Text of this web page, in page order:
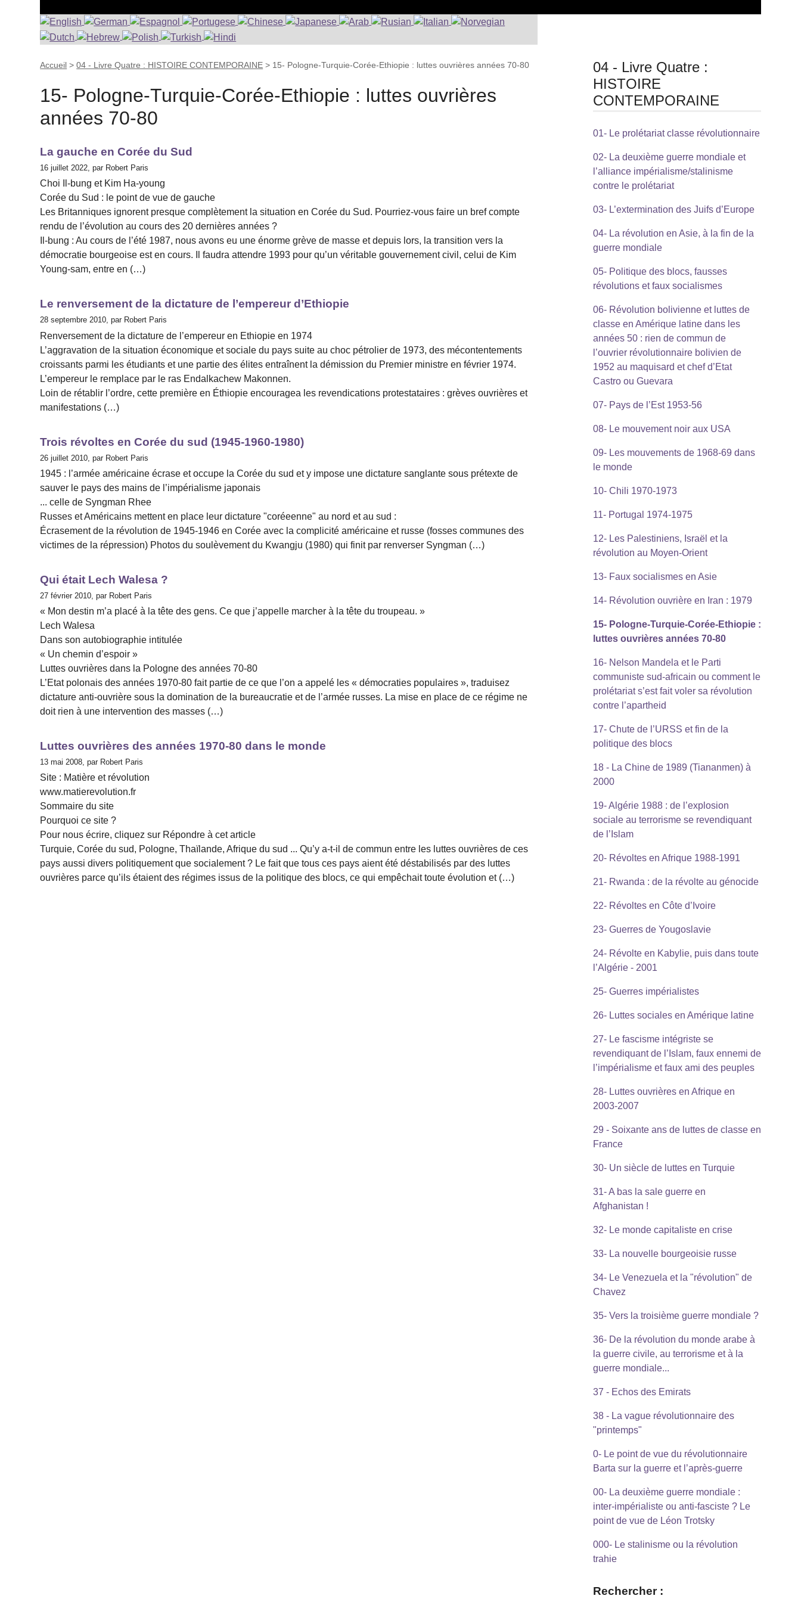
Accueil >04 - Livre Quatre : HISTOIRE CONTEMPORAINE > 15- Pologne-Turquie-Corée-Ethiopie : luttes ouvrières années 70-80
15- Pologne-Turquie-Corée-Ethiopie : luttes ouvrières
années 70-80
La gauche en Corée du Sud
16 juillet 2022, par Robert Paris
Choi Il-bung et Kim Ha-young
Corée du Sud : le point de vue de gauche
Les Britanniques ignorent presque complètement la situation en Corée du Sud. Pourriez-vous faire un bref compte
rendu de l’évolution au cours des 20 dernières années ?
Il-bung : Au cours de l’été 1987, nous avons eu une énorme grève de masse et depuis lors, la transition vers la
démocratie bourgeoise est en cours. Il faudra attendre 1993 pour qu’un véritable gouvernement civil, celui de Kim
Young-sam, entre en (…)
Le renversement de la dictature de l’empereur d’Ethiopie
28 septembre 2010, par Robert Paris
Renversement de la dictature de l’empereur en Ethiopie en 1974
L’aggravation de la situation économique et sociale du pays suite au choc pétrolier de 1973, des mécontentements
croissants parmi les étudiants et une partie des élites entraînent la démission du Premier ministre en février 1974.
L’empereur le remplace par le ras Endalkachew Makonnen.
Loin de rétablir l’ordre, cette première en Éthiopie encouragea les revendications protestataires : grèves ouvrières et
manifestations (…)
Trois révoltes en Corée du sud (1945-1960-1980)
26 juillet 2010, par Robert Paris
1945 : l’armée américaine écrase et occupe la Corée du sud et y impose une dictature sanglante sous prétexte de
sauver le pays des mains de l’impérialisme japonais
... celle de Syngman Rhee
Russes et Américains mettent en place leur dictature "coréeenne" au nord et au sud :
Écrasement de la révolution de 1945-1946 en Corée avec la complicité américaine et russe (fosses communes des
victimes de la répression) Photos du soulèvement du Kwangju (1980) qui finit par renverser Syngman (…)
Qui était Lech Walesa ?
27 février 2010, par Robert Paris
« Mon destin m’a placé à la tête des gens. Ce que j’appelle marcher à la tête du troupeau. »
Lech Walesa
Dans son autobiographie intitulée
« Un chemin d’espoir »
Luttes ouvrières dans la Pologne des années 70-80
L’Etat polonais des années 1970-80 fait partie de ce que l’on a appelé les « démocraties populaires », traduisez
dictature anti-ouvrière sous la domination de la bureaucratie et de l’armée russes. La mise en place de ce régime ne
doit rien à une intervention des masses (…)
Luttes ouvrières des années 1970-80 dans le monde
13 mai 2008, par Robert Paris
Site : Matière et révolution
www.matierevolution.fr
Sommaire du site
Pourquoi ce site ?
Pour nous écrire, cliquez sur Répondre à cet article
Turquie, Corée du sud, Pologne, Thaïlande, Afrique du sud ... Qu’y a-t-il de commun entre les luttes ouvrières de ces
pays aussi divers politiquement que socialement ? Le fait que tous ces pays aient été déstabilisés par des luttes
ouvrières parce qu’ils étaient des régimes issus de la politique des blocs, ce qui empêchait toute évolution et (…)
04 - Livre Quatre :
HISTOIRE
CONTEMPORAINE
01- Le prolétariat classe révolutionnaire
02- La deuxième guerre mondiale et
l’alliance impérialisme/stalinisme
contre le prolétariat
03- L’extermination des Juifs d’Europe
04- La révolution en Asie, à la fin de la
guerre mondiale
05- Politique des blocs, fausses
révolutions et faux socialismes
06- Révolution bolivienne et luttes de
classe en Amérique latine dans les
années 50 : rien de commun de
l’ouvrier révolutionnaire bolivien de
1952 au maquisard et chef d’Etat
Castro ou Guevara
07- Pays de l’Est 1953-56
08- Le mouvement noir aux USA
09- Les mouvements de 1968-69 dans
le monde
10- Chili 1970-1973
11- Portugal 1974-1975
12- Les Palestiniens, Israël et la
révolution au Moyen-Orient
13- Faux socialismes en Asie
14- Révolution ouvrière en Iran : 1979
15- Pologne-Turquie-Corée-Ethiopie :
luttes ouvrières années 70-80
16- Nelson Mandela et le Parti
communiste sud-africain ou comment le
prolétariat s’est fait voler sa révolution
contre l’apartheid
17- Chute de l’URSS et fin de la
politique des blocs
18 - La Chine de 1989 (Tiananmen) à
2000
19- Algérie 1988 : de l’explosion
sociale au terrorisme se revendiquant
de l’Islam
20- Révoltes en Afrique 1988-1991
21- Rwanda : de la révolte au génocide
22- Révoltes en Côte d’Ivoire
23- Guerres de Yougoslavie
24- Révolte en Kabylie, puis dans toute
l’Algérie - 2001
25- Guerres impérialistes
26- Luttes sociales en Amérique latine
27- Le fascisme intégriste se
revendiquant de l’Islam, faux ennemi de
l’impérialisme et faux ami des peuples
28- Luttes ouvrières en Afrique en
2003-2007
29 - Soixante ans de luttes de classe en
France
30- Un siècle de luttes en Turquie
31- A bas la sale guerre en
Afghanistan !
32- Le monde capitaliste en crise
33- La nouvelle bourgeoisie russe
34- Le Venezuela et la "révolution" de
Chavez
35- Vers la troisième guerre mondiale ?
36- De la révolution du monde arabe à
la guerre civile, au terrorisme et à la
guerre mondiale...
37 - Echos des Emirats
38 - La vague révolutionnaire des
"printemps"
0- Le point de vue du révolutionnaire
Barta sur la guerre et l’après-guerre
00- La deuxième guerre mondiale :
inter-impérialiste ou anti-fasciste ? Le
point de vue de Léon Trotsky
000- Le stalinisme ou la révolution
trahie
Rechercher :